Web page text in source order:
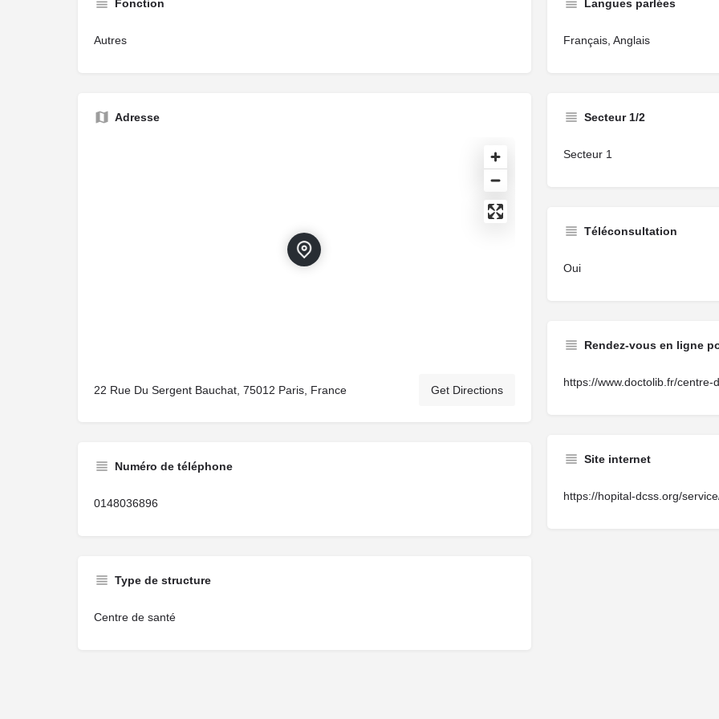
Fonction
Autres
Adresse
22 Rue Du Sergent Bauchat, 75012 Paris, France Get Directions
Numéro de téléphone
0148036896
Type de structure
Centre de santé
Langues parlées
Français, Anglais
Secteur 1/2
Secteur 1
Téléconsultation
Oui
Rendez-vous en ligne
https://www.doctolib.fr/
Site internet
https://hopital-dcss.org/